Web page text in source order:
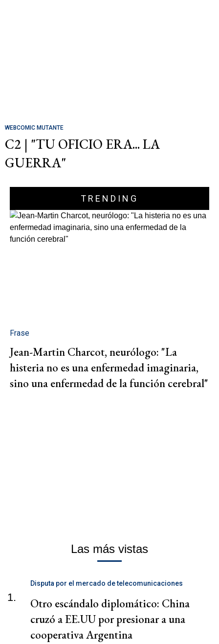
WEBCOMIC MUTANTE
C2 | "TU OFICIO ERA... LA
GUERRA"
TRENDING
Frase
Jean-Martin Charcot, neurólogo: "La
histeria no es una enfermedad imaginaria,
sino una enfermedad de la función cerebral"
Las más vistas
1.
Disputa por el mercado de telecomunicaciones
Otro escándalo diplomático: China
cruzó a EE.UU por presionar a una
cooperativa Argentina